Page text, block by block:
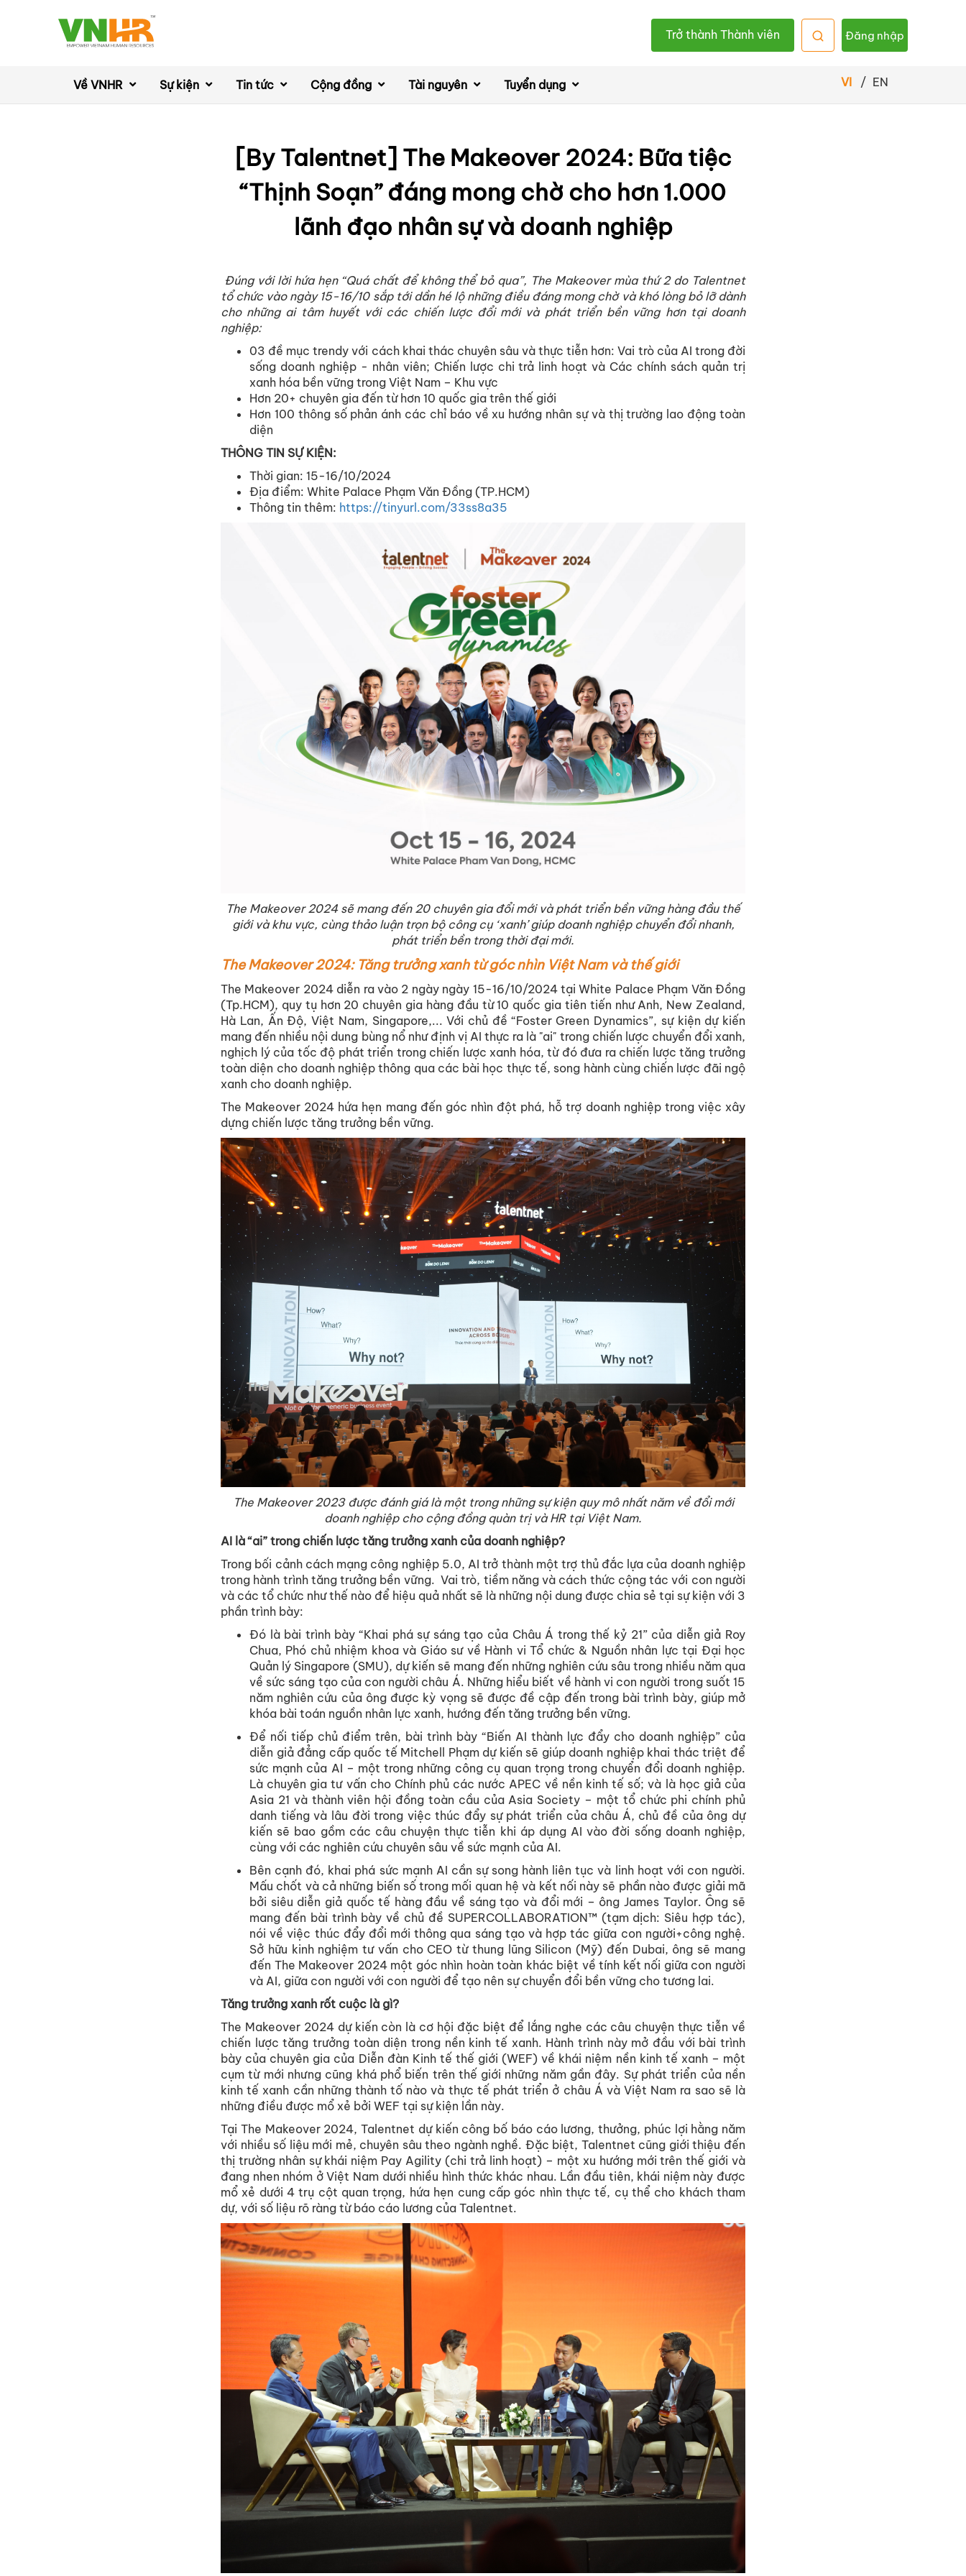
Trở thành Thành viên Đăng nhập
Về VNHR Sự kiện Tin tức Cộng đồng Tài nguyên Tuyển dụng VI / EN
[By Talentnet] The Makeover 2024: Bữa tiệc
“Thịnh Soạn” đáng mong chờ cho hơn 1.000
lãnh đạo nhân sự và doanh nghiệp
Đúng với lời hứa hẹn “Quá chất để không thể bỏ qua”, The Makeover mùa thứ 2 do Talentnet
tổ chức vào ngày 15-16/10 sắp tới dần hé lộ những điều đáng mong chờ và khó lòng bỏ lỡ dành
cho những ai tâm huyết với các chiến lược đổi mới và phát triển bền vững hơn tại doanh
nghiệp:
03 đề mục trendy với cách khai thác chuyên sâu và thực tiễn hơn: Vai trò của AI trong đời
sống doanh nghiệp - nhân viên; Chiến lược chi trả linh hoạt và Các chính sách quản trị
xanh hóa bền vững trong Việt Nam – Khu vực
Hơn 20+ chuyên gia đến từ hơn 10 quốc gia trên thế giới
Hơn 100 thông số phản ánh các chỉ báo về xu hướng nhân sự và thị trường lao động toàn
diện
THÔNG TIN SỰ KIỆN:
Thời gian: 15-16/10/2024
Địa điểm: White Palace Phạm Văn Đồng (TP.HCM)
Thông tin thêm: https://tinyurl.com/33ss8a35
The Makeover 2024 sẽ mang đến 20 chuyên gia đổi mới và phát triển bền vững hàng đầu thế
giới và khu vực, cùng thảo luận trọn bộ công cụ ‘xanh’ giúp doanh nghiệp chuyển đổi nhanh,
phát triển bền trong thời đại mới.
The Makeover 2024: Tăng trưởng xanh từ góc nhìn Việt Nam và thế giới
The Makeover 2024 diễn ra vào 2 ngày ngày 15-16/10/2024 tại White Palace Phạm Văn Đồng
(Tp.HCM), quy tụ hơn 20 chuyên gia hàng đầu từ 10 quốc gia tiên tiến như Anh, New Zealand,
Hà Lan, Ấn Độ, Việt Nam, Singapore,... Với chủ đề “Foster Green Dynamics”, sự kiện dự kiến
mang đến nhiều nội dung bùng nổ như định vị AI thực ra là "ai" trong chiến lược chuyển đổi xanh,
nghịch lý của tốc độ phát triển trong chiến lược xanh hóa, từ đó đưa ra chiến lược tăng trưởng
toàn diện cho doanh nghiệp thông qua các bài học thực tế, song hành cùng chiến lược đãi ngộ
xanh cho doanh nghiệp.
The Makeover 2024 hứa hẹn mang đến góc nhìn đột phá, hỗ trợ doanh nghiệp trong việc xây
dựng chiến lược tăng trưởng bền vững.
The Makeover 2023 được đánh giá là một trong những sự kiện quy mô nhất năm về đổi mới
doanh nghiệp cho cộng đồng quàn trị và HR tại Việt Nam.
AI là “ai” trong chiến lược tăng trưởng xanh của doanh nghiệp?
Trong bối cảnh cách mạng công nghiệp 5.0, AI trở thành một trợ thủ đắc lựa của doanh nghiệp
trong hành trình tăng trưởng bền vững. Vai trò, tiềm năng và cách thức cộng tác với con người
và các tổ chức như thế nào để hiệu quả nhất sẽ là những nội dung được chia sẻ tại sự kiện với 3
phần trình bày:
Đó là bài trình bày “Khai phá sự sáng tạo của Châu Á trong thế kỷ 21” của diễn giả Roy
Chua, Phó chủ nhiệm khoa và Giáo sư về Hành vi Tổ chức & Nguồn nhân lực tại Đại học
Quản lý Singapore (SMU), dự kiến sẽ mang đến những nghiên cứu sâu trong nhiều năm qua
về sức sáng tạo của con người châu Á. Những hiểu biết về hành vi con người trong suốt 15
năm nghiên cứu của ông được kỳ vọng sẽ được đề cập đến trong bài trình bày, giúp mở
khóa bài toán nguồn nhân lực xanh, hướng đến tăng trưởng bền vững.
Để nối tiếp chủ điểm trên, bài trình bày “Biến AI thành lực đẩy cho doanh nghiệp” của
diễn giả đẳng cấp quốc tế Mitchell Phạm dự kiến sẽ giúp doanh nghiệp khai thác triệt để
sức mạnh của AI – một trong những công cụ quan trọng trong chuyển đổi doanh nghiệp.
Là chuyên gia tư vấn cho Chính phủ các nước APEC về nền kinh tế số; và là học giả của
Asia 21 và thành viên hội đồng toàn cầu của Asia Society – một tổ chức phi chính phủ
danh tiếng và lâu đời trong việc thúc đẩy sự phát triển của châu Á, chủ đề của ông dự
kiến sẽ bao gồm các câu chuyện thực tiễn khi áp dụng AI vào đời sống doanh nghiệp,
cùng với các nghiên cứu chuyên sâu về sức mạnh của AI.
Bên cạnh đó, khai phá sức mạnh AI cần sự song hành liên tục và linh hoạt với con người.
Mấu chốt và cả những biến số trong mối quan hệ và kết nối này sẽ phần nào được giải mã
bởi siêu diễn giả quốc tế hàng đầu về sáng tạo và đổi mới – ông James Taylor. Ông sẽ
mang đến bài trình bày về chủ đề SUPERCOLLABORATION™ (tạm dịch: Siêu hợp tác),
nói về việc thúc đẩy đổi mới thông qua sáng tạo và hợp tác giữa con người+công nghệ.
Sở hữu kinh nghiệm tư vấn cho CEO từ thung lũng Silicon (Mỹ) đến Dubai, ông sẽ mang
đến The Makeover 2024 một góc nhìn hoàn toàn khác biệt về tính kết nối giữa con người
và AI, giữa con người với con người để tạo nên sự chuyển đổi bền vững cho tương lai.
Tăng trưởng xanh rốt cuộc là gì?
The Makeover 2024 dự kiến còn là cơ hội đặc biệt để lắng nghe các câu chuyện thực tiễn về
chiến lược tăng trưởng toàn diện trong nền kinh tế xanh. Hành trình này mở đầu với bài trình
bày của chuyên gia của Diễn đàn Kinh tế thế giới (WEF) về khái niệm nền kinh tế xanh – một
cụm từ mới nhưng cũng khá phổ biến trên thế giới những năm gần đây. Sự phát triển của nền
kinh tế xanh cần những thành tố nào và thực tế phát triển ở châu Á và Việt Nam ra sao sẽ là
những điều được mổ xẻ bởi WEF tại sự kiện lần này.
Tại The Makeover 2024, Talentnet dự kiến công bố báo cáo lương, thưởng, phúc lợi hằng năm
với nhiều số liệu mới mẻ, chuyên sâu theo ngành nghề. Đặc biệt, Talentnet cũng giới thiệu đến
thị trường nhân sự khái niệm Pay Agility (chi trả linh hoạt) – một xu hướng mới trên thế giới và
đang nhen nhóm ở Việt Nam dưới nhiều hình thức khác nhau. Lần đầu tiên, khái niệm này được
mổ xẻ dưới 4 trụ cột quan trọng, hứa hẹn cung cấp góc nhìn thực tế, cụ thể cho khách tham
dự, với số liệu rõ ràng từ báo cáo lương của Talentnet.